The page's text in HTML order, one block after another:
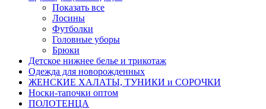
Показать все
Лосины
Футболки
Головные уборы
Брюки
Детское нижнее белье и трикотаж
Одежда для новорожденных
ЖЕНСКИЕ ХАЛАТЫ, ТУНИКИ и СОРОЧКИ
Носки-тапочки оптом
ПОЛОТЕНЦА